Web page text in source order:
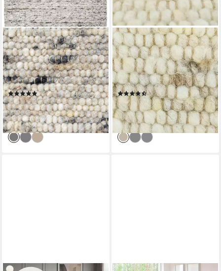
TACA HOME
Wollteppich Gewalkter
Handweb Woll-Teppich,
rechteckig, Höhe: 13 mm,
Grau Meliert - 70 x 130 cm
(12)
ab 69,99 € UVP124,99 €
-44%
lieferbar - in 2-3 Werktagen bei dir
TACA HOME
Wollteppich Handweb Woll-
Teppich, rechteckig, Höhe: 10
mm, Beige Meliert - 70 x 130
cm
(18)
ab 39,99 € UVP69,97 €
-43%
lieferbar - in 2-3 Werktagen bei dir